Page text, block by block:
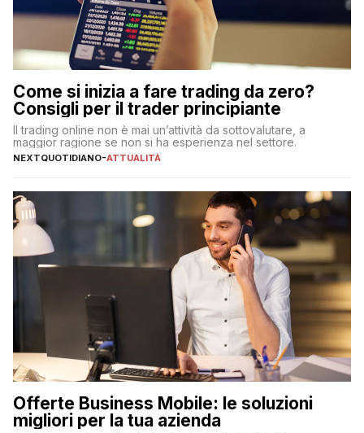
Come si inizia a fare trading da zero?
Consigli per il trader principiante
Il trading online non è mai un’attività da sottovalutare, a
maggior ragione se non si ha esperienza nel settore.
NEXTQUOTIDIANO-ATTUALITÀ
Offerte Business Mobile: le soluzioni
migliori per la tua azienda